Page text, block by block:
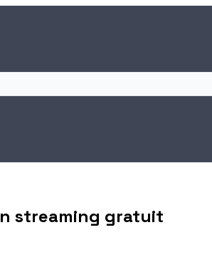
streaming gratuit